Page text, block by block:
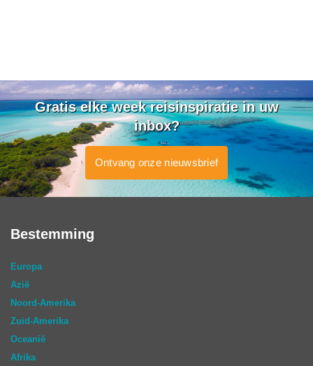
Gratis elke week reisinspiratie in uw
inbox?
Ontvang onze nieuwsbrief
Bestemming
Europa
Azië
Noord-Amerika
Zuid-Amerika
Oceanië
Afrika